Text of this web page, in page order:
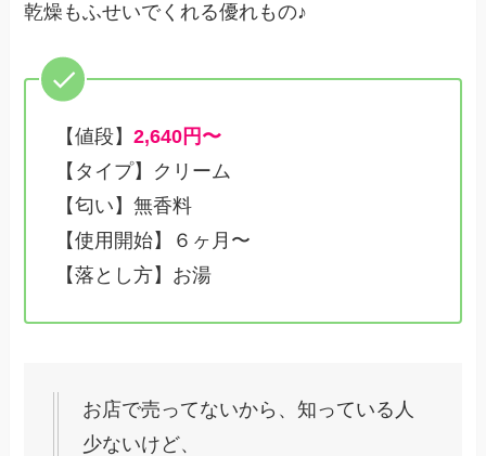
乾燥もふせいでくれる優れもの♪
【値段】2,640円〜
【タイプ】クリーム
【匂い】無香料
【使用開始】６ヶ月〜
【落とし方】お湯
お店で売ってないから、知っている人
少ないけど、